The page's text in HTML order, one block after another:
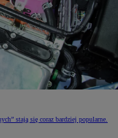
stają się coraz bardziej popularne.